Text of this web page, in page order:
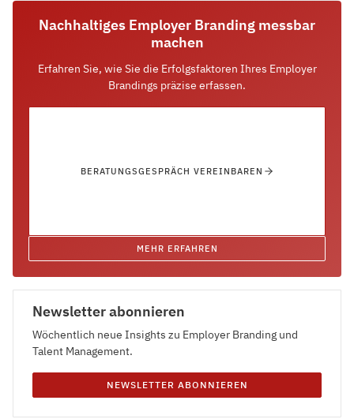
Nachhaltiges Employer Branding messbar
machen
Erfahren Sie, wie Sie die Erfolgsfaktoren Ihres Employer
Brandings präzise erfassen.
BERATUNGSGESPRÄCH VEREINBAREN
MEHR ERFAHREN
Newsletter abonnieren
Wöchentlich neue Insights zu Employer Branding und
Talent Management.
NEWSLETTER ABONNIEREN